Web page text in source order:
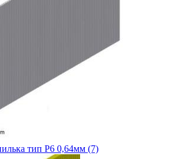
тип P6 0,64мм (7)